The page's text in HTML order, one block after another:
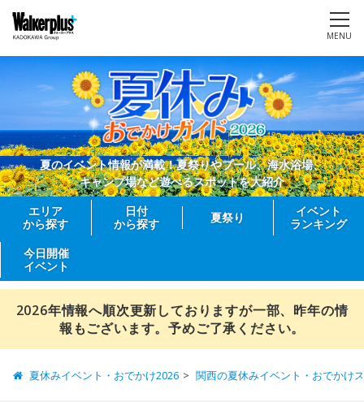
MENU
夏のイベント情報が満載！夏祭りやプール、海水浴場、
キャンプ場など遊べるスポットを大紹介
エリア
から探す
日付
から探す
夏祭り
イベント
ランキング
今日開催
イベント
2026年情報へ順次更新しておりますが一部、昨年の情
報もございます。予めご了承ください。
夏休みイベント・おでかけ2026 関西の夏休みイベント・おでかけ